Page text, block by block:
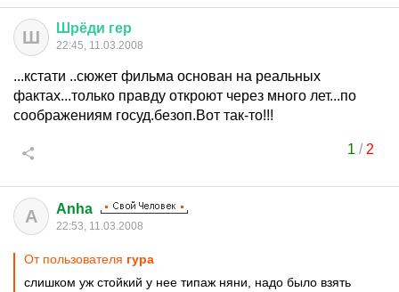
Ш Шрёди гер
22:45, 11.03.2008
...кстати ..сюжет фильма основан на реальных
фактах...только правду откроют через много лет...по
соображениям госуд.безоп.Вот так-то!!!
1 / 2
A Anha
22:53, 11.03.2008
От пользователя гура
слишком уж стойкий у нее типаж няни, надо было взять